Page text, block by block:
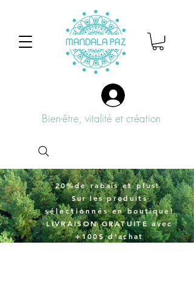
Bien-être, vitalité et création
20%de rabais et plus!
Surles produits
sélectionnésen boutique!
LIVRAISON GRATUITE avec
+100$ d'achat